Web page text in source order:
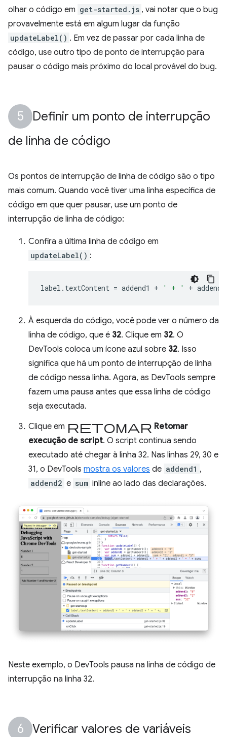
olhar o código em get-started.js , vai notar que o bug
provavelmente está em algum lugar da função
updateLabel() . Em vez de passar por cada linha de
código, use outro tipo de ponto de interrupção para
pausar o código mais próximo do local provável do bug.
Definir um ponto de interrupção
de linha de código
Os pontos de interrupção de linha de código são o tipo
mais comum. Quando você tiver uma linha específica de
código em que quer pausar, use um ponto de
interrupção de linha de código:
Confira a última linha de código em
updateLabel() :
label . textContent = addend1 + ' + ' + addend2
À esquerda do código, você pode ver o número da
linha de código, que é 32. Clique em 32. O
DevTools coloca um ícone azul sobre 32. Isso
significa que há um ponto de interrupção de linha
de código nessa linha. Agora, as DevTools sempre
fazem uma pausa antes que essa linha de código
seja executada.
Clique em retomar Retomar
execução de script. O script continua sendo
executado até chegar à linha 32. Nas linhas 29, 30 e
31, o DevTools mostra os valores de addend1 ,
addend2 e sum inline ao lado das declarações.
Neste exemplo, o DevTools pausa na linha de código de
interrupção na linha 32.
Verificar valores de variáveis